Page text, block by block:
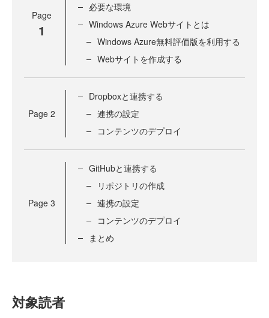
Page
1
必要な環境
Windows Azure Webサイトとは
Windows Azure無料評価版を利用する
Webサイトを作成する
Page 2
Dropboxと連携する
連携の設定
コンテンツのデプロイ
Page 3
GitHubと連携する
リポジトリの作成
連携の設定
コンテンツのデプロイ
まとめ
対象読者